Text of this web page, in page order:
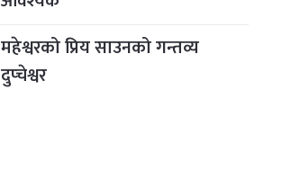
महेश्वरको प्रिय साउनको गन्तव्य
दुप्चेश्वर